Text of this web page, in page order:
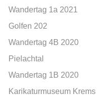
Wandertag 1a 2021
Golfen 202
Wandertag 4B 2020
Pielachtal
Wandertag 1B 2020
Karikaturmuseum Krems